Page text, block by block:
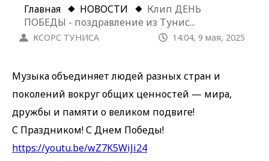
Главная НОВОСТИ
Клип ДЕНЬ
ПОБЕДЫ - поздравление из Тунис...
КСОРС ТУНИСА 14:04, 9 мая, 2025
Музыка объединяет людей разных стран и
поколений вокруг общих ценностей — мира,
дружбы и памяти о великом подвиге!
С Праздником! С Днем Победы!
https://youtu.be/wZ7K5WiJi24